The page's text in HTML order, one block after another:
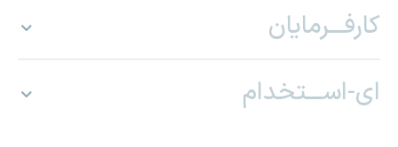
کارفـــرمایان
ای-اســـتخدام